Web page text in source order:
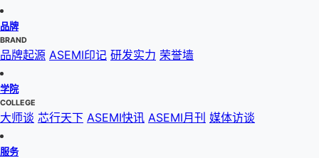
品牌
BRAND
品牌起源 ASEMI印记 研发实力 荣誉墙
学院
COLLEGE
大师谈 芯行天下 ASEMI快讯 ASEMI月刊 媒体访谈
服务